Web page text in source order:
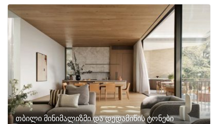
თბილი მინიმალიზმი და დედამიწის ტონები